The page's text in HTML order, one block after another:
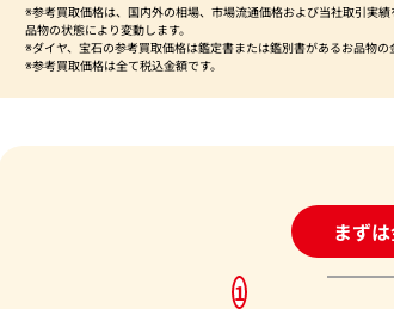
※参考買取価格は、国内外の相場、市場流通価格および当社取引実
品物の状態により変動します。
※ダイヤ、宝石の参考買取価格は鑑定書または鑑別書があるお品物の
※参考買取価格は全て税込金額です。
まず
24時間受
1